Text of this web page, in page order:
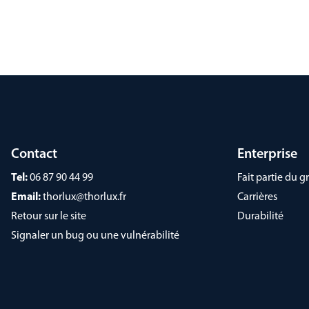
Contact
Tel:06 87 90 44 99
Email:thorlux@thorlux.fr
Retour sur le site
Signaler un bug ou une vulnérabilité
Enterprise
Fait partie du
Carrières
Durabilité